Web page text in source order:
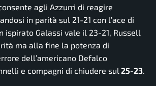
agli Azzurri di reagire
in parità sul 21-21 con l’ace di
ispirato Galassi vale il 23-21, Russell
ma alla fine la potenza di
dell’americano Defalco
e compagni di chiudere sul 25-23.